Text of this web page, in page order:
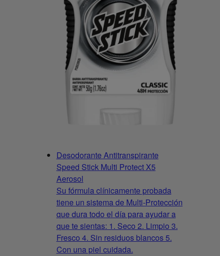
Desodorante Antitranspirante
Speed Stick Multi Protect X5
Aerosol
Su fórmula clínicamente probada
tiene un sistema de Multi-Protección
que dura todo el día para ayudar a
que te sientas: 1. Seco 2. Limpio 3.
Fresco 4. Sin residuos blancos 5.
Con una piel cuidada.